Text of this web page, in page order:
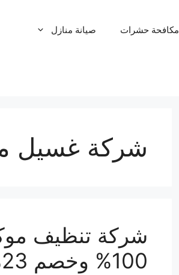
مكافحة حشرات صيانة منازل
شركة غسيل
شركة تنظيف
100% وخصم 23% خصم فوري اتصل بنا الان